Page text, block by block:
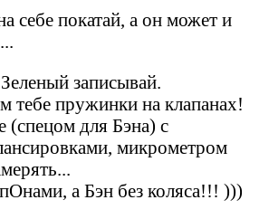
себе покатай, а он может и
записывай.
тебе пружинки на клапанах!
(спецом для Бэна) с
микрометром
а Бэн без коляса!!! )))